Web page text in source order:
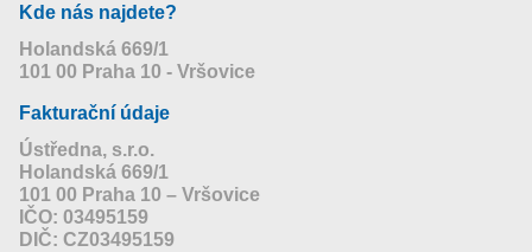
Kde nás najdete?
Holandská 669/1
101 00 Praha 10 - Vršovice
Fakturační údaje
Ústředna, s.r.o.
Holandská 669/1
101 00 Praha 10 – Vršovice
IČO: 03495159
DIČ: CZ03495159